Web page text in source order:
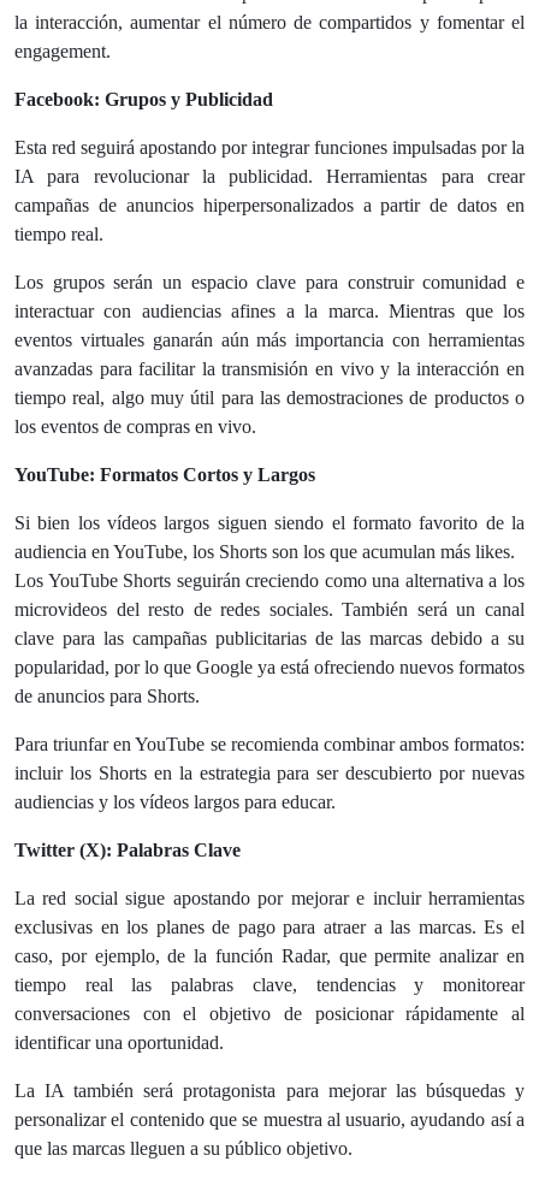
la interacción, aumentar el número de compartidos y fomentar el
engagement.
Facebook: Grupos y Publicidad
Esta red seguirá apostando por integrar funciones impulsadas por la
IA para revolucionar la publicidad. Herramientas para crear
campañas de anuncios hiperpersonalizados a partir de datos en
tiempo real.
Los grupos serán un espacio clave para construir comunidad e
interactuar con audiencias afines a la marca. Mientras que los
eventos virtuales ganarán aún más importancia con herramientas
avanzadas para facilitar la transmisión en vivo y la interacción en
tiempo real, algo muy útil para las demostraciones de productos o
los eventos de compras en vivo.
YouTube: Formatos Cortos y Largos
Si bien los vídeos largos siguen siendo el formato favorito de la
audiencia en YouTube, los Shorts son los que acumulan más likes.
Los YouTube Shorts seguirán creciendo como una alternativa a los
microvideos del resto de redes sociales. También será un canal
clave para las campañas publicitarias de las marcas debido a su
popularidad, por lo que Google ya está ofreciendo nuevos formatos
de anuncios para Shorts.
Para triunfar en YouTube se recomienda combinar ambos formatos:
incluir los Shorts en la estrategia para ser descubierto por nuevas
audiencias y los vídeos largos para educar.
Twitter (X): Palabras Clave
La red social sigue apostando por mejorar e incluir herramientas
exclusivas en los planes de pago para atraer a las marcas. Es el
caso, por ejemplo, de la función Radar, que permite analizar en
tiempo real las palabras clave, tendencias y monitorear
conversaciones con el objetivo de posicionar rápidamente al
identificar una oportunidad.
La IA también será protagonista para mejorar las búsquedas y
personalizar el contenido que se muestra al usuario, ayudando así a
que las marcas lleguen a su público objetivo.